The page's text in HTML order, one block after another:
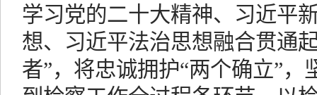
学习党的二十大精神、习近平
想、习近平法治思想融合贯通
者”，将忠诚拥护“两个确立”，